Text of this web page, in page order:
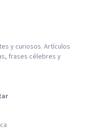
y curiosos. Artículos
frases célebres y